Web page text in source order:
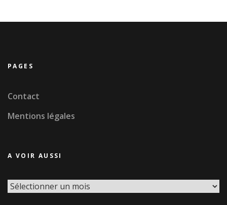
PAGES
Contact
Mentions légales
A VOIR AUSSI
A